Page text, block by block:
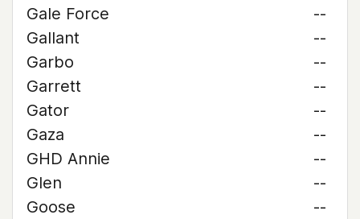
Gale Force
--
Gallant
--
Garbo
--
Garrett
--
Gator
--
Gaza
--
GHD Annie
--
Glen
--
Goose
--